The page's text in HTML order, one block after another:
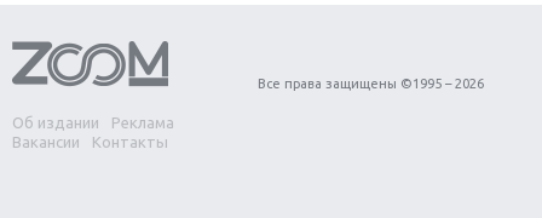
Обзор игры Forza Horizon 4: вершина эволюции
Две важных новинки для консолей: Spider-Man и
Divinity Original Sin 2
Об издании
Реклама
Вакансии
Контакты
Все права защищены ©1995 – 2026